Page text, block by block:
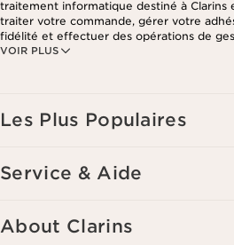
VOIR PLUS
traitement informatique destiné à Clarins
traiter votre commande, gérer votre
fidélité et effectuer des opérations de
notamment pour vous adresser des
Les Plus Populaires
Service & Aide
About Clarins